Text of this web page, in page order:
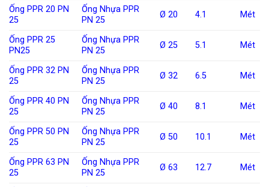
Ống PPR 20 PN
25
Ống Nhựa PPR
PN 25
Ø 20 4.1 Mét
Ống PPR 25
PN25
Ống Nhựa PPR
PN 25
Ø 25 5.1 Mét
Ống PPR 32 PN
25
Ống Nhựa PPR
PN 25
Ø 32 6.5 Mét
Ống PPR 40 PN
25
Ống Nhựa PPR
PN 25
Ø 40 8.1 Mét
Ống PPR 50 PN
25
Ống Nhựa PPR
PN 25
Ø 50 10.1 Mét
Ống PPR 63 PN
25
Ống Nhựa PPR
PN 25
Ø 63 12.7 Mét